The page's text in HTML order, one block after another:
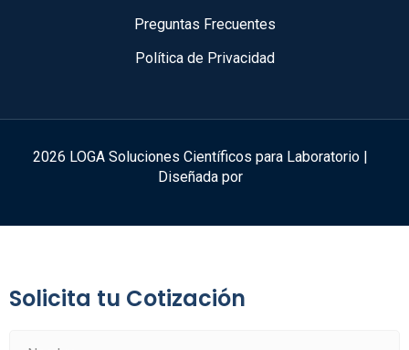
Preguntas Frecuentes
Política de Privacidad
2026 LOGA Soluciones Científicos para Laboratorio |
Diseñada por
Solicita tu Cotización